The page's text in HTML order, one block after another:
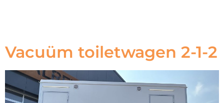
Vacuüm toiletwagen 2-1-2